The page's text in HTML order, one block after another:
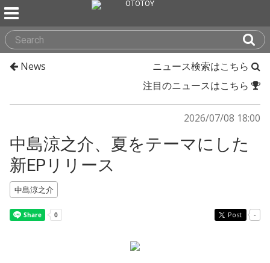
News
ニュース検索はこちら
注目のニュースはこちら
2026/07/08 18:00
中島涼之介、夏をテーマにした
新EPリリース
中島涼之介
Post -